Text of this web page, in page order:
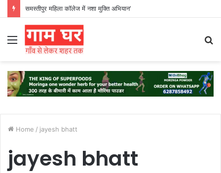
समस्तीपुर महिला कॉलेज में नशा मुक्ति अभियान’
Menu
Home / jayesh bhatt
jayesh bhatt